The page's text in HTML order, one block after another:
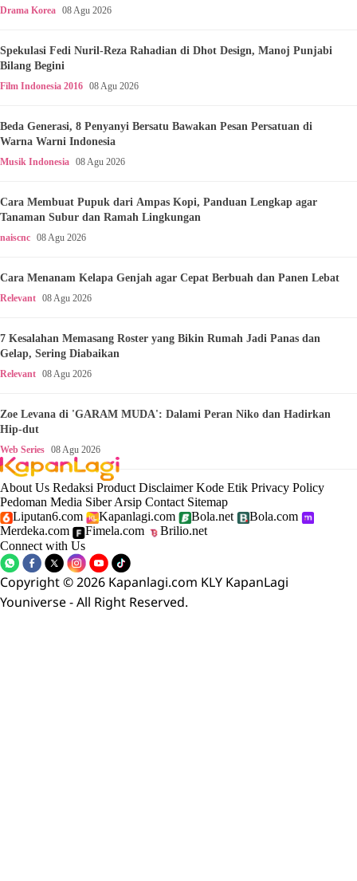
Drama Korea 08 Agu 2026
Spekulasi Fedi Nuril-Reza Rahadian di Dhot Design, Manoj Punjabi
Bilang Begini
Film Indonesia 2016 08 Agu 2026
Beda Generasi, 8 Penyanyi Bersatu Bawakan Pesan Persatuan di
Warna Warni Indonesia
Musik Indonesia 08 Agu 2026
Cara Membuat Pupuk dari Ampas Kopi, Panduan Lengkap agar
Tanaman Subur dan Ramah Lingkungan
naiscnc 08 Agu 2026
Cara Menanam Kelapa Genjah agar Cepat Berbuah dan Panen Lebat
Relevant 08 Agu 2026
7 Kesalahan Memasang Roster yang Bikin Rumah Jadi Panas dan
Gelap, Sering Diabaikan
Relevant 08 Agu 2026
Zoe Levana di 'GARAM MUDA': Dalami Peran Niko dan Hadirkan
Hip-dut
Web Series 08 Agu 2026
About Us Redaksi Product Disclaimer Kode Etik Privacy Policy
Pedoman Media Siber Arsip Contact Sitemap
Liputan6.com
Kapanlagi.com Bola.net
Bola.com
Merdeka.com
Fimela.com
Brilio.net
Connect with Us
Copyright © 2026 Kapanlagi.com KLY KapanLagi
Youniverse - All Right Reserved.